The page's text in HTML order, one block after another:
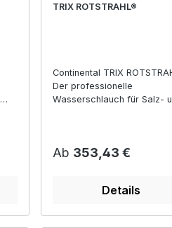
TRIX ROTSTRAHL®
Continental TRIX
Der professionelle
Wasserschlauch für Salz-
Regulärer Preis:
Ab 353,43 €
Details